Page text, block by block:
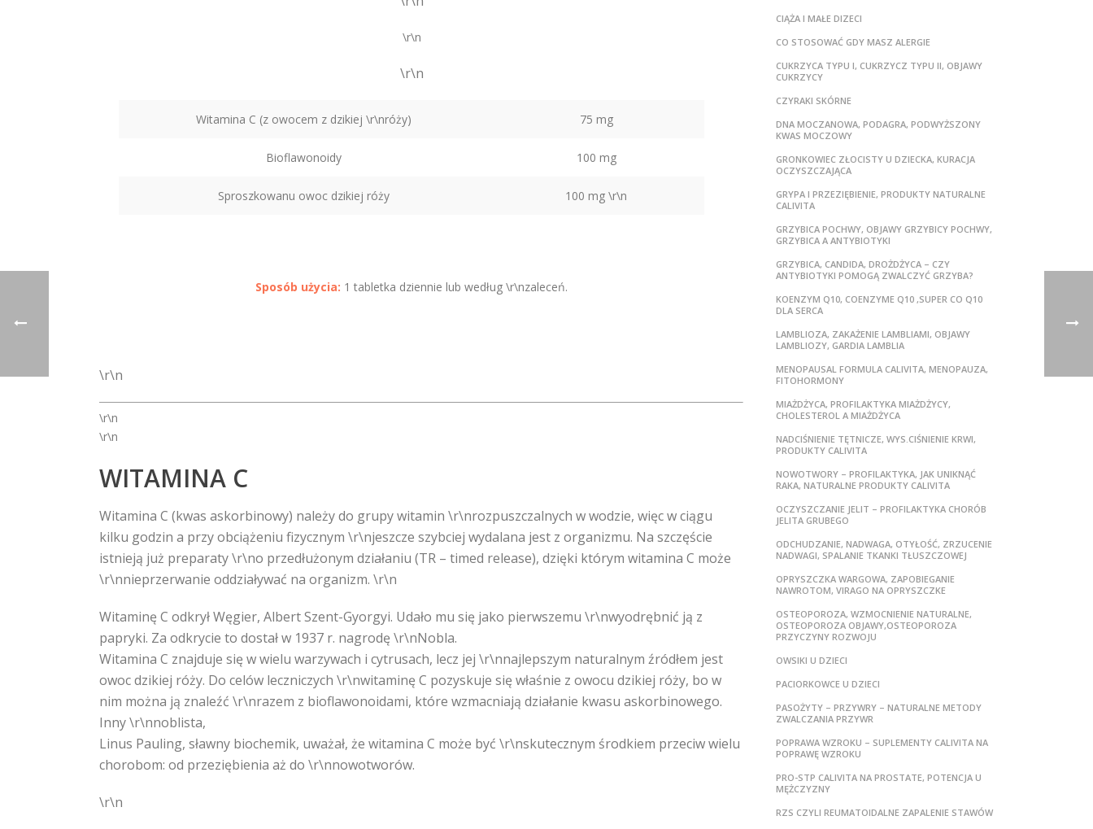
\r\n
\r\n
Witamina C (z owocem z dzikiej \r\nróży) 75 mg
Bioflawonoidy 100 mg
Sproszkowanu owoc dzikiej róży 100 mg \r\n
Sposób użycia: 1 tabletka dziennie lub według \r\nzaleceń.
\r\n
\r\n
\r\n
WITAMINA C
Witamina C (kwas askorbinowy) należy do grupy witamin \r\nrozpuszczalnych w wodzie, więc w ciągu
kilku godzin a przy obciążeniu fizycznym \r\njeszcze szybciej wydalana jest z organizmu. Na szczęście
istnieją już preparaty \r\no przedłużonym działaniu (TR – timed release), dzięki którym witamina C może
\r\nnieprzerwanie oddziaływać na organizm. \r\n
Witaminę C odkrył Węgier, Albert Szent-Gyorgyi. Udało mu się jako pierwszemu \r\nwyodrębnić ją z
papryki. Za odkrycie to dostał w 1937 r. nagrodę \r\nNobla.
Witamina C znajduje się w wielu warzywach i cytrusach, lecz jej \r\nnajlepszym naturalnym źródłem jest
owoc dzikiej róży. Do celów leczniczych \r\nwitaminę C pozyskuje się właśnie z owocu dzikiej róży, bo w
nim można ją znaleźć \r\nrazem z bioflawonoidami, które wzmacniają działanie kwasu askorbinowego.
Inny \r\nnoblista,
Linus Pauling, sławny biochemik, uważał, że witamina C może być \r\nskutecznym środkiem przeciw wielu
chorobom: od przeziębienia aż do \r\nnowotworów.
\r\n
CIĄŻA I MAŁE DIZECI
CO STOSOWAĆ GDY MASZ ALERGIE
CUKRZYCA TYPU I, CUKRZYCZ TYPU II, OBJAWY
CUKRZYCY
CZYRAKI SKÓRNE
DNA MOCZANOWA, PODAGRA, PODWYŻSZONY
KWAS MOCZOWY
GRONKOWIEC ZŁOCISTY U DZIECKA, KURACJA
OCZYSZCZAJĄCA
GRYPA I PRZEZIĘBIENIE, PRODUKTY NATURALNE
CALIVITA
GRZYBICA POCHWY, OBJAWY GRZYBICY POCHWY,
GRZYBICA A ANTYBIOTYKI
GRZYBICA, CANDIDA, DROŻDŻYCA – CZY
ANTYBIOTYKI POMOGĄ ZWALCZYĆ GRZYBA?
KOENZYM Q10, COENZYME Q10 ,SUPER CO Q10
DLA SERCA
LAMBLIOZA, ZAKAŻENIE LAMBLIAMI, OBJAWY
LAMBLIOZY, GARDIA LAMBLIA
MENOPAUSAL FORMULA CALIVITA, MENOPAUZA,
FITOHORMONY
MIAŻDŻYCA, PROFILAKTYKA MIAŻDŻYCY,
CHOLESTEROL A MIAŻDŻYCA
NADCIŚNIENIE TĘTNICZE, WYS.CIŚNIENIE KRWI,
PRODUKTY CALIVITA
NOWOTWORY – PROFILAKTYKA, JAK UNIKNĄĆ
RAKA, NATURALNE PRODUKTY CALIVITA
OCZYSZCZANIE JELIT – PROFILAKTYKA CHORÓB
JELITA GRUBEGO
ODCHUDZANIE, NADWAGA, OTYŁOŚĆ, ZRZUCENIE
NADWAGI, SPALANIE TKANKI TŁUSZCZOWEJ
OPRYSZCZKA WARGOWA, ZAPOBIEGANIE
NAWROTOM, VIRAGO NA OPRYSZCZKE
OSTEOPOROZA, WZMOCNIENIE NATURALNE,
OSTEOPOROZA OBJAWY,OSTEOPOROZA
PRZYCZYNY ROZWOJU
OWSIKI U DZIECI
PACIORKOWCE U DZIECI
PASOŻYTY – PRZYWRY – NATURALNE METODY
ZWALCZANIA PRZYWR
POPRAWA WZROKU – SUPLEMENTY CALIVITA NA
POPRAWĘ WZROKU
PRO-STP CALIVITA NA PROSTATE, POTENCJA U
MĘŻCZYZNY
RZS CZYLI REUMATOIDALNE ZAPALENIE STAWÓW